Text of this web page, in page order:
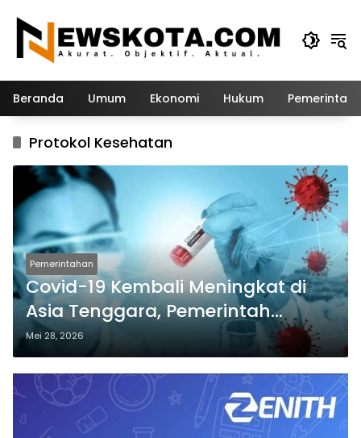
konten
Beranda Umum Ekonomi Hukum
Protokol Kesehatan
Pemerintahan
Covid-19 Kembali Meningkat di
Asia Tenggara, Pemerintah
Indonesia Minta Warga Waspada
Mei 28, 2026